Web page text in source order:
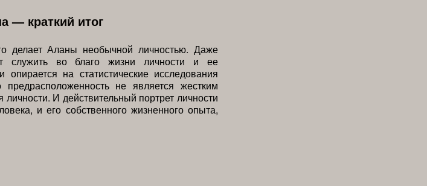
— краткий итог
делает Аланы необычной личностью. Даже
служить во благо жизни личности и ее
на статистические исследования
не является жестким
И действительный портрет личности
и его собственного жизненного опыта,